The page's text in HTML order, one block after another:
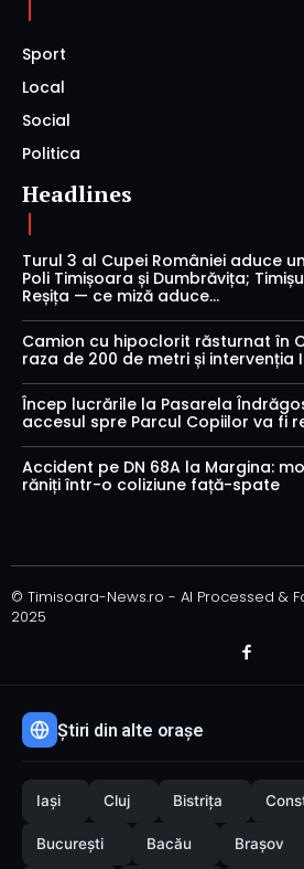
Sport
Local
Social
Politica
Headlines
Turul 3 al Cupei României aduce
Poli Timișoara și Dumbrăvița;
Reșița — ce miză aduce...
Camion cu hipoclorit răsturnat în
raza de 200 de metri și intervenția
Încep lucrările la Pasarela
accesul spre Parcul Copiilor va fi
Accident pe DN 68A la Margina:
răniți într-o coliziune față-spate
© Timisoara-News.ro - AI Processed &
2025
Știri din alte orașe
Iași Cluj Bistrița
București Bacău Brașov